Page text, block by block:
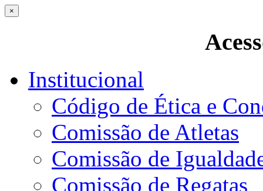
×
Institucional
Código de Ética e
Comissão de Atletas
Comissão de
Comissão de Regatas